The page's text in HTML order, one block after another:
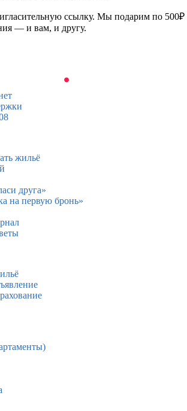
ссылку. Мы подарим по 500₽
— и вам, и другу.
жильё
друга»
на первую бронь»